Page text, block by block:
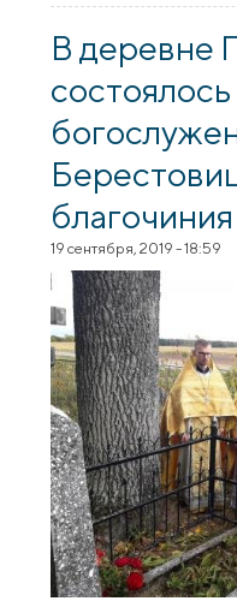
В деревне
благочиния
19 сентября, 2019 - 18:59